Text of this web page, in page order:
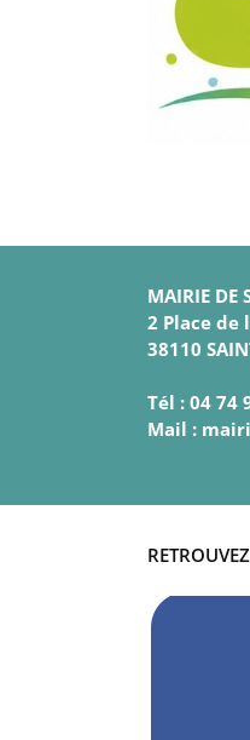
MAIRIE DE
2 Place de
38110
Tél : 04 74
Mail :